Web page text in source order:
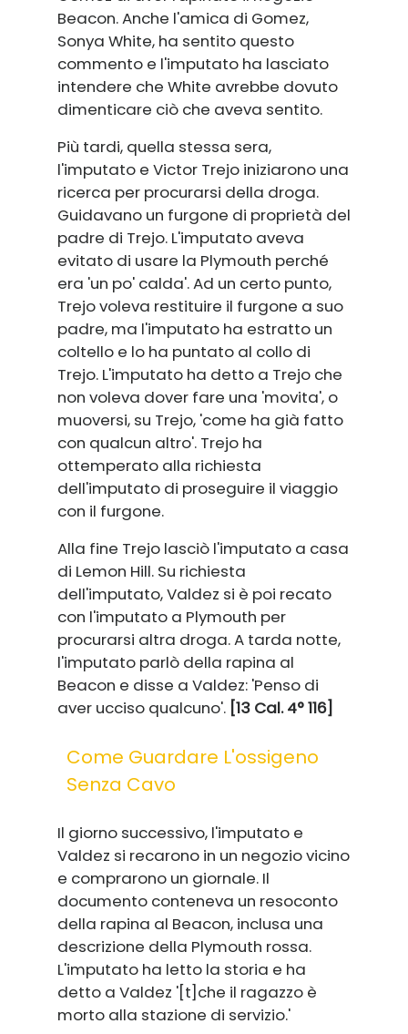
Beacon. Anche l'amica di Gomez,
Sonya White, ha sentito questo
commento e l'imputato ha lasciato
intendere che White avrebbe dovuto
dimenticare ciò che aveva sentito.
Più tardi, quella stessa sera,
l'imputato e Victor Trejo iniziarono una
ricerca per procurarsi della droga.
Guidavano un furgone di proprietà del
padre di Trejo. L'imputato aveva
evitato di usare la Plymouth perché
era 'un po' calda'. Ad un certo punto,
Trejo voleva restituire il furgone a suo
padre, ma l'imputato ha estratto un
coltello e lo ha puntato al collo di
Trejo. L'imputato ha detto a Trejo che
non voleva dover fare una 'movita', o
muoversi, su Trejo, 'come ha già fatto
con qualcun altro'. Trejo ha
ottemperato alla richiesta
dell'imputato di proseguire il viaggio
con il furgone.
Alla fine Trejo lasciò l'imputato a casa
di Lemon Hill. Su richiesta
dell'imputato, Valdez si è poi recato
con l'imputato a Plymouth per
procurarsi altra droga. A tarda notte,
l'imputato parlò della rapina al
Beacon e disse a Valdez: 'Penso di
aver ucciso qualcuno'. [13 Cal. 4° 116]
Come Guardare L'ossigeno
Senza Cavo
Il giorno successivo, l'imputato e
Valdez si recarono in un negozio vicino
e comprarono un giornale. Il
documento conteneva un resoconto
della rapina al Beacon, inclusa una
descrizione della Plymouth rossa.
L'imputato ha letto la storia e ha
detto a Valdez '[t]che il ragazzo è
morto alla stazione di servizio.'